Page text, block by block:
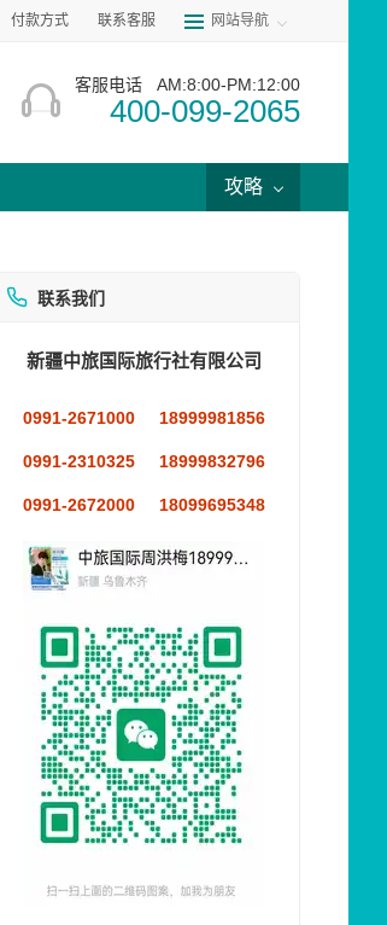
付款方式 联系客服 网站导航
客服电话 AM:8:00-PM:12:00
400-099-2065
攻略
联系我们
新疆中旅国际旅行社有限公司
0991-2671000 18999981856
0991-2310325 18999832796
0991-2672000 18099695348